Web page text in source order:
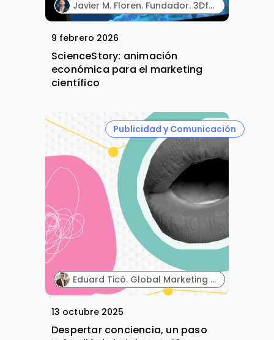
Javier M. Floren. Fundador. 3DforScience.
9 febrero 2026
ScienceStory: animación
económica para el marketing
científico
Publicidad y Comunicación
Eduard Ticó. Global Marketing Director. Dentaid.
13 octubre 2025
Despertar conciencia, un paso